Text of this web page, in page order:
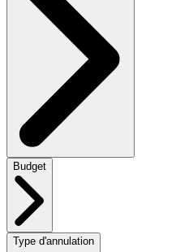
Budget
Type d'annulation